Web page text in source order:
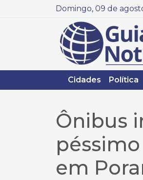
Domingo, 09 de
Cidades Política
Ônibus
em